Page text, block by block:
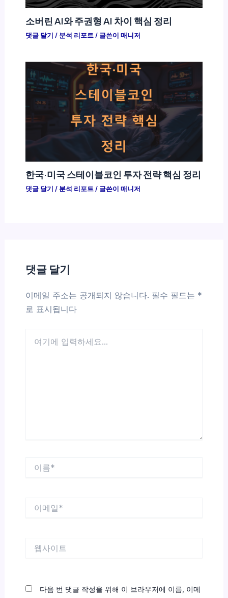
소버린 AI와 주권형 AI 차이 핵심 정리
댓글 달기 / 분석 리포트/ 글쓴이 매니저
한국·미국 스테이블코인 투자 전략 핵심 정리
댓글 달기 / 분석 리포트/ 글쓴이 매니저
댓글 달기
이메일 주소는 공개되지 않습니다. 필수 필드는 *
로 표시됩니다
다음 번 댓글 작성을 위해 이 브라우저에 이름, 이메